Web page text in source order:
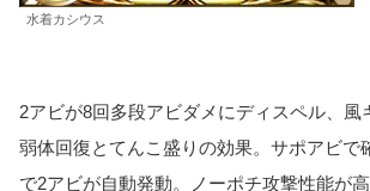
水着カシウス
2アビが8回多段アビダメにディスペル、風
弱体回復とてんこ盛りの効果。サポアビで
で2アビが自動発動。ノーポチ攻撃性能が